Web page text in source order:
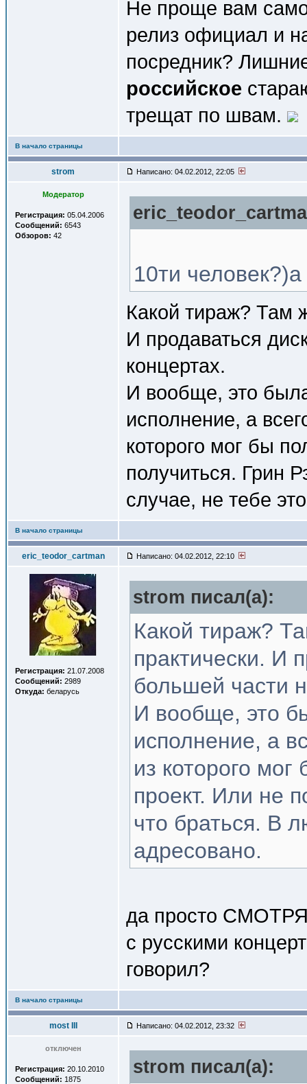
Не проще вам
релиз официал и
посредник?
российское
трещат по швам.
В начало страницы
strom Написано: 04.02.2012, 22:05
Модератор
Регистрация: 05.04.2006
Сообщений: 6543
Обзоров: 42
10ти
Какой тираж? Там
И продаваться
концертах.
И вообще, это
исполнение, а
которого мог бы
получиться. Грин
случае, не тебе
В начало страницы
eric_teodor_cartman Написано: 04.02.2012, 22:10
Регистрация: 21.07.2008
Сообщений: 2989
Откуда: беларусь
strom писал(a):
Какой тираж?
практически. И
большей части
И вообще, это
исполнение, а
из которого
проект. Или не
что браться. В
адресовано.
да просто
с русскими
говорил?
В начало страницы
most III Написано: 04.02.2012, 23:32
отключен
Регистрация: 20.10.2010
Сообщений: 1875
strom писал(a):